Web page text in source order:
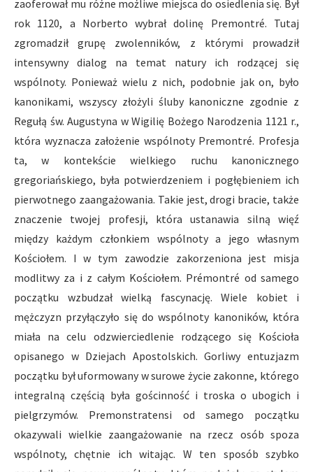
zaoferował mu różne możliwe miejsca do osiedlenia się. Był
rok 1120, a Norberto wybrał dolinę Premontré. Tutaj
zgromadził grupę zwolenników, z którymi prowadził
intensywny dialog na temat natury ich rodzącej się
wspólnoty. Ponieważ wielu z nich, podobnie jak on, było
kanonikami, wszyscy złożyli śluby kanoniczne zgodnie z
Regułą św. Augustyna w Wigilię Bożego Narodzenia 1121 r.,
która wyznacza założenie wspólnoty Premontré. Profesja
ta, w kontekście wielkiego ruchu kanonicznego
gregoriańskiego, była potwierdzeniem i pogłębieniem ich
pierwotnego zaangażowania. Takie jest, drogi bracie, także
znaczenie twojej profesji, która ustanawia silną więź
między każdym członkiem wspólnoty a jego własnym
Kościołem. I w tym zawodzie zakorzeniona jest misja
modlitwy za i z całym Kościołem. Prémontré od samego
początku wzbudzał wielką fascynację. Wiele kobiet i
mężczyzn przyłączyło się do wspólnoty kanoników, która
miała na celu odzwierciedlenie rodzącego się Kościoła
opisanego w Dziejach Apostolskich. Gorliwy entuzjazm
początku był uformowany w surowe życie zakonne, którego
integralną częścią była gościnność i troska o ubogich i
pielgrzymów. Premonstratensi od samego początku
okazywali wielkie zaangażowanie na rzecz osób spoza
wspólnoty, chętnie ich witając. W ten sposób szybko